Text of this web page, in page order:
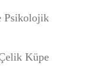
Psikolojik
Küpe